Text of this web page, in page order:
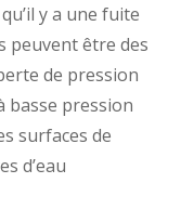
y a une fuite
peuvent être des
de pression
basse pression
surfaces de
d’eau